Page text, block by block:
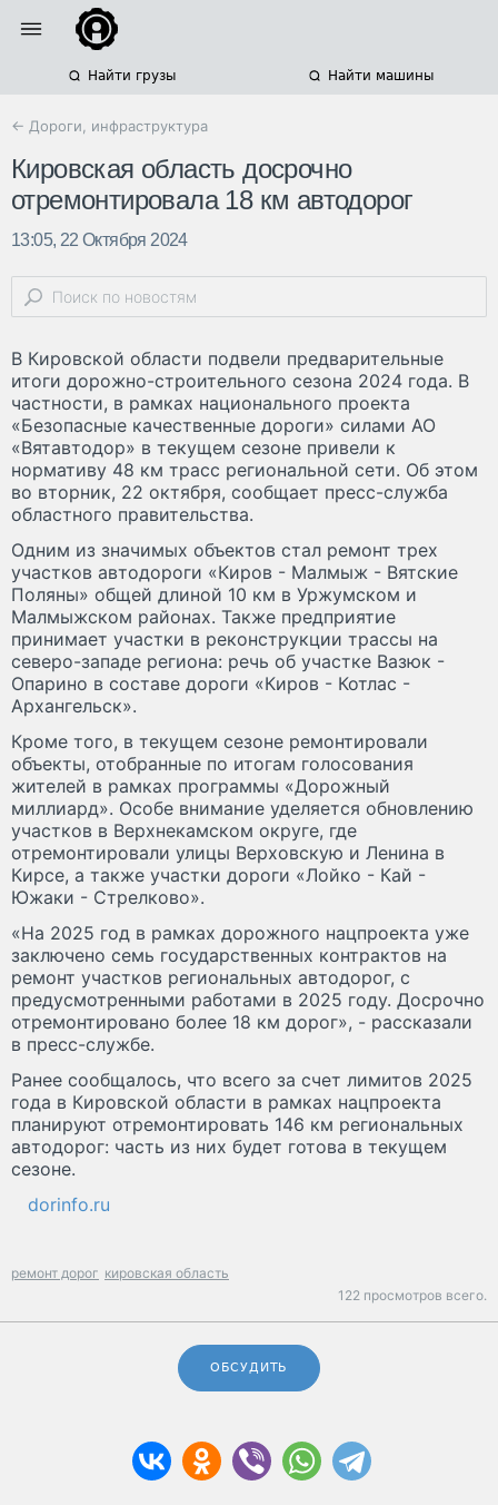
Найти грузы Найти машины
← Дороги, инфраструктура
Кировская область досрочно
отремонтировала 18 км автодорог
13:05, 22 Октября 2024
В Кировской области подвели предварительные
итоги дорожно-строительного сезона 2024 года. В
частности, в рамках национального проекта
«Безопасные качественные дороги» силами АО
«Вятавтодор» в текущем сезоне привели к
нормативу 48 км трасс региональной сети. Об этом
во вторник, 22 октября, сообщает пресс-служба
областного правительства.
Одним из значимых объектов стал ремонт трех
участков автодороги «Киров - Малмыж - Вятские
Поляны» общей длиной 10 км в Уржумском и
Малмыжском районах. Также предприятие
принимает участки в реконструкции трассы на
северо-западе региона: речь об участке Вазюк -
Опарино в составе дороги «Киров - Котлас -
Архангельск».
Кроме того, в текущем сезоне ремонтировали
объекты, отобранные по итогам голосования
жителей в рамках программы «Дорожный
миллиард». Особе внимание уделяется обновлению
участков в Верхнекамском округе, где
отремонтировали улицы Верховскую и Ленина в
Кирсе, а также участки дороги «Лойко - Кай -
Южаки - Стрелково».
«На 2025 год в рамках дорожного нацпроекта уже
заключено семь государственных контрактов на
ремонт участков региональных автодорог, с
предусмотренными работами в 2025 году. Досрочно
отремонтировано более 18 км дорог», - рассказали
в пресс-службе.
Ранее сообщалось, что всего за счет лимитов 2025
года в Кировской области в рамках нацпроекта
планируют отремонтировать 146 км региональных
автодорог: часть из них будет готова в текущем
сезоне.
dorinfo.ru
ремонт дорог кировская область
122 просмотров всего.
ОБСУДИТЬ